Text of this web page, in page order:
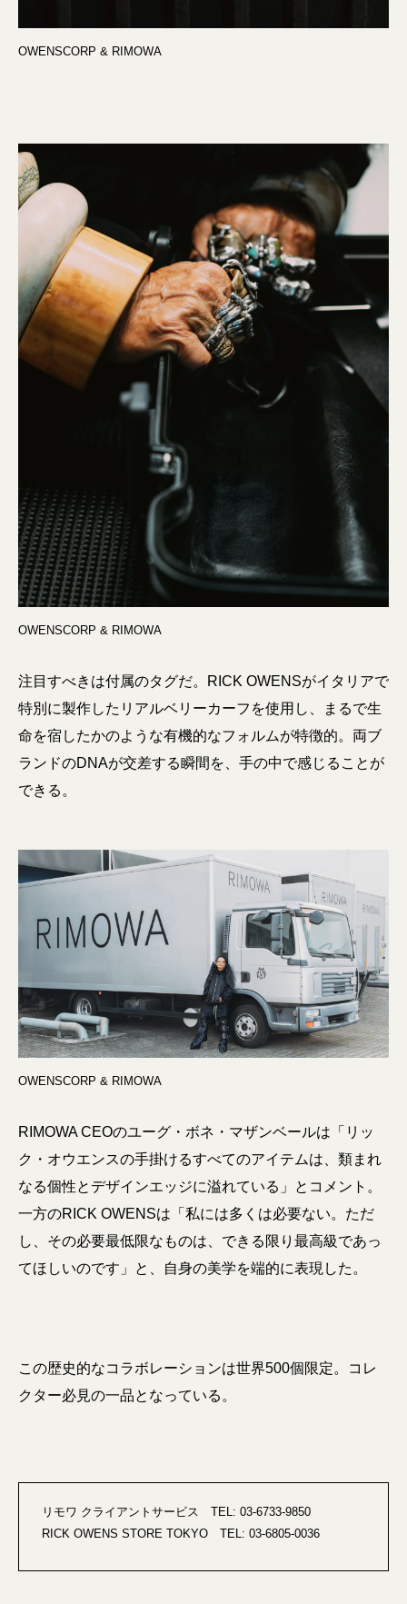
OWENSCORP & RIMOWA
OWENSCORP & RIMOWA
注目すべきは付属のタグだ。RICK OWENSがイタリアで
特別に製作したリアルベリーカーフを使用し、まるで生
命を宿したかのような有機的なフォルムが特徴的。両ブ
ランドのDNAが交差する瞬間を、手の中で感じることが
できる。
OWENSCORP & RIMOWA
RIMOWA CEOのユーグ・ボネ・マザンベールは「リッ
ク・オウエンスの手掛けるすべてのアイテムは、類まれ
なる個性とデザインエッジに溢れている」とコメント。
一方のRICK OWENSは「私には多くは必要ない。ただ
し、その必要最低限なものは、できる限り最高級であっ
てほしいのです」と、自身の美学を端的に表現した。
この歴史的なコラボレーションは世界500個限定。コレ
クター必見の一品となっている。
リモワ クライアントサービス TEL: 03-6733‐9850
RICK OWENS STORE TOKYO TEL: 03-6805‐0036